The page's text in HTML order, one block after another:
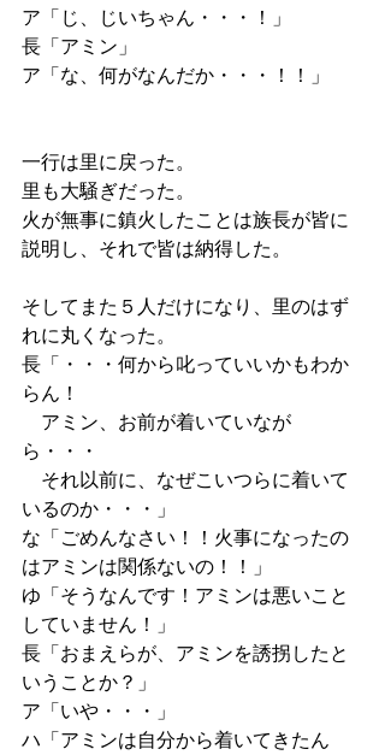
ア「じ、じいちゃん・・・！」
長「アミン」
ア「な、何がなんだか・・・！！」
一行は里に戻った。
里も大騒ぎだった。
火が無事に鎮火したことは族長が皆に
説明し、それで皆は納得した。
そしてまた５人だけになり、里のはず
れに丸くなった。
長「・・・何から叱っていいかもわか
らん！
アミン、お前が着いていなが
ら・・・
それ以前に、なぜこいつらに着いて
いるのか・・・」
な「ごめんなさい！！火事になったの
はアミンは関係ないの！！」
ゆ「そうなんです！アミンは悪いこと
していません！」
長「おまえらが、アミンを誘拐したと
いうことか？」
ア「いや・・・」
ハ「アミンは自分から着いてきたん